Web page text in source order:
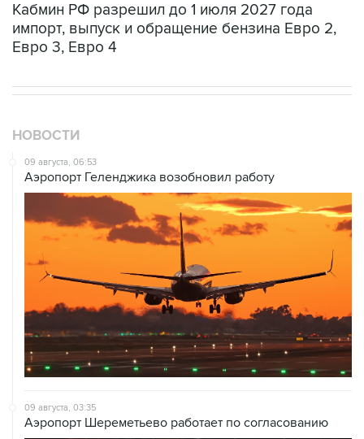
Кабмин РФ разрешил до 1 июля 2027 года
импорт, выпуск и обращение бензина Евро 2,
Евро 3, Евро 4
НОВОСТИ
09 августа, 06:53
Аэропорт Геленджика возобновил работу
09 августа, 03:35
Аэропорт Шереметьево работает по согласованию